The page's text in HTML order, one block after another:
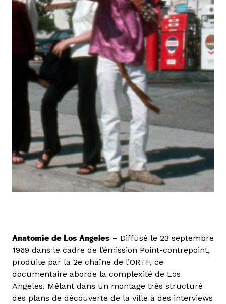
Anatomie de Los Angeles – Diffusé le 23 septembre
1969 dans le cadre de l’émission Point-contrepoint,
produite par la 2e chaîne de l’ORTF, ce
documentaire aborde la complexité de Los
Angeles. Mêlant dans un montage très structuré
des plans de découverte de la ville à des interviews